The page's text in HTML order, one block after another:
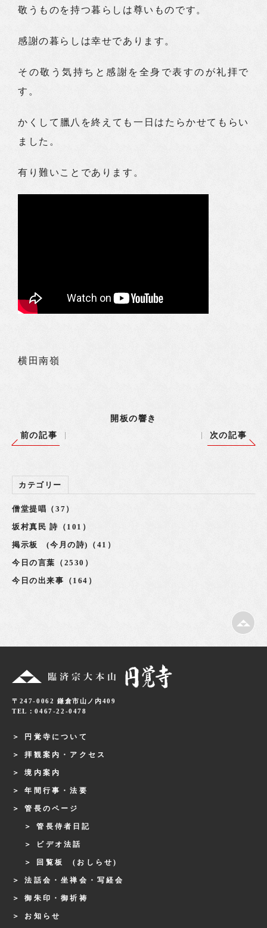
敬うものを持つ暮らしは尊いものです。
感謝の暮らしは幸せであります。
その敬う気持ちと感謝を全身で表すのが礼拝で
す。
かくして臘八を終えても一日はたらかせてもらい
ました。
有り難いことであります。
横田南嶺
開板の響き
前の記事
次の記事
カテゴリー
僧堂提唱（37）
坂村真民 詩（101）
掲示板 (今月の詩)（41）
今日の言葉（2530）
今日の出来事（164）
〒247-0062 鎌倉市山ノ内409
TEL：0467-22-0478
円覚寺について
拝観案内・アクセス
境内案内
年間行事・法要
管長のページ
管長侍者日記
ビデオ法話
回覧板 (おしらせ)
法話会・坐禅会・写経会
御朱印・御祈祷
お知らせ